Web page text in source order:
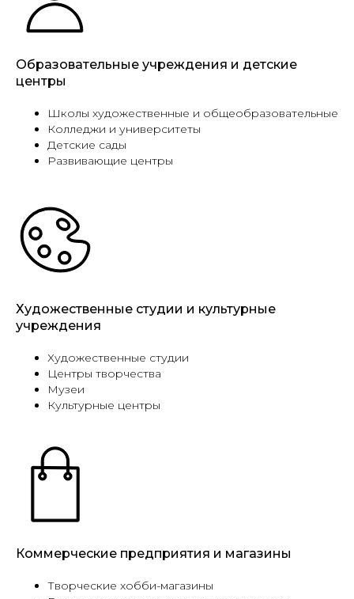
Образовательные учреждения и детские
центры
Школы художественные и общеобразовательные
Колледжи и университеты
Детские сады
Развивающие центры
Художественные студии и культурные
учреждения
Художественные студии
Центры творчества
Музеи
Культурные центры
Коммерческие предприятия и магазины
Творческие хобби-магазины